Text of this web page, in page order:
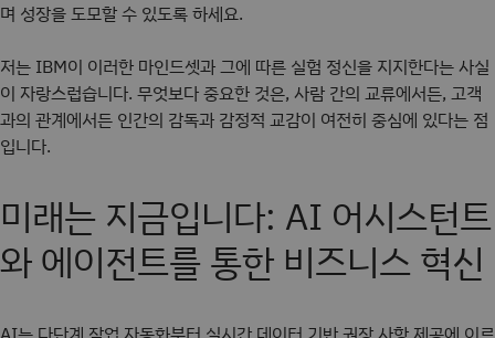
며 성장을 도모할 수 있도록 하세요.
저는 IBM이 이러한 마인드셋과 그에 따른 실험 정신을 지지한다는 사실
이 자랑스럽습니다. 무엇보다 중요한 것은, 사람 간의 교류에서든, 고객
과의 관계에서든 인간의 감독과 감정적 교감이 여전히 중심에 있다는 점
입니다.
미래는 지금입니다: AI 어시스턴트
와 에이전트를 통한 비즈니스 혁신